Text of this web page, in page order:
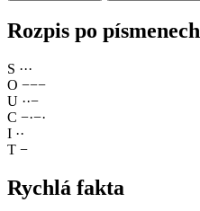
Rozpis po písmenech
S ···
O −−−
U ··−
C −·−·
I ··
T −
Rychlá fakta